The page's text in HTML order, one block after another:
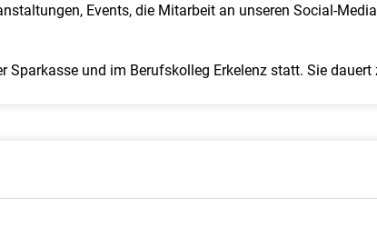
Events, die Mitarbeit an unseren Social-
und im Berufskolleg Erkelenz statt. Sie dauert